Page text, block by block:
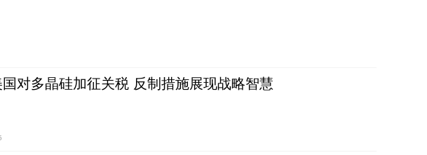
对多晶硅加征关税 反制措施展现战略智慧